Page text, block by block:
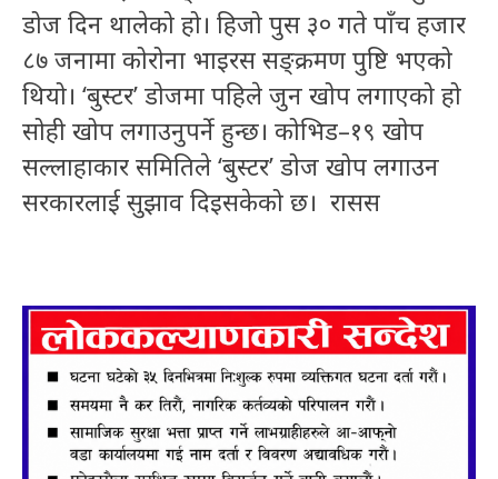
डोज दिन थालेको हो। हिजो पुस ३० गते पाँच हजार
८७ जनामा कोरोना भाइरस सङ्क्रमण पुष्टि भएको
थियो। ‘बुस्टर’ डोजमा पहिले जुन खोप लगाएको हो
सोही खोप लगाउनुपर्ने हुन्छ। कोभिड–१९ खोप
सल्लाहाकार समितिले ‘बुस्टर’ डोज खोप लगाउन
सरकारलाई सुझाव दिइसकेको छ। रासस